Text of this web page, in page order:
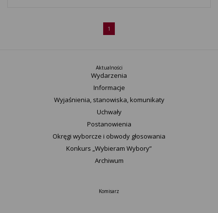
1
Aktualności
Wydarzenia
Informacje
Wyjaśnienia, stanowiska, komunikaty
Uchwały
Postanowienia
Okręgi wyborcze i obwody głosowania
Konkurs „Wybieram Wybory”
Archiwum
Komisarz